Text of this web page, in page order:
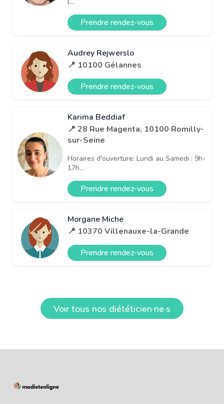
Prendre rendez-vous
Audrey Rejwerslo
📍 10100 Gélannes
Prendre rendez-vous
Karima Beddiaf
📍 28 Rue Magenta, 10100 Romilly-
sur-Seine
Horaires d'ouverture: Lundi au Samedi : 9h-
17h...
Prendre rendez-vous
Morgane Miche
📍 10370 Villenauxe-la-Grande
Prendre rendez-vous
Voir tous nos diététicien·ne·s